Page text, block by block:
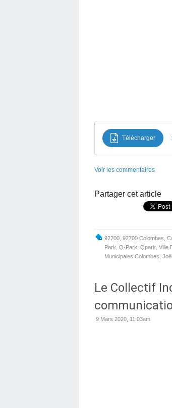
Télécharger
Voir les commentaires
Partager cet article
92700 92700 Colombes
Park Q-Park Qpark Ville
Municipales Colombes
Le Collectif
9 Mars 2020, 11:03am